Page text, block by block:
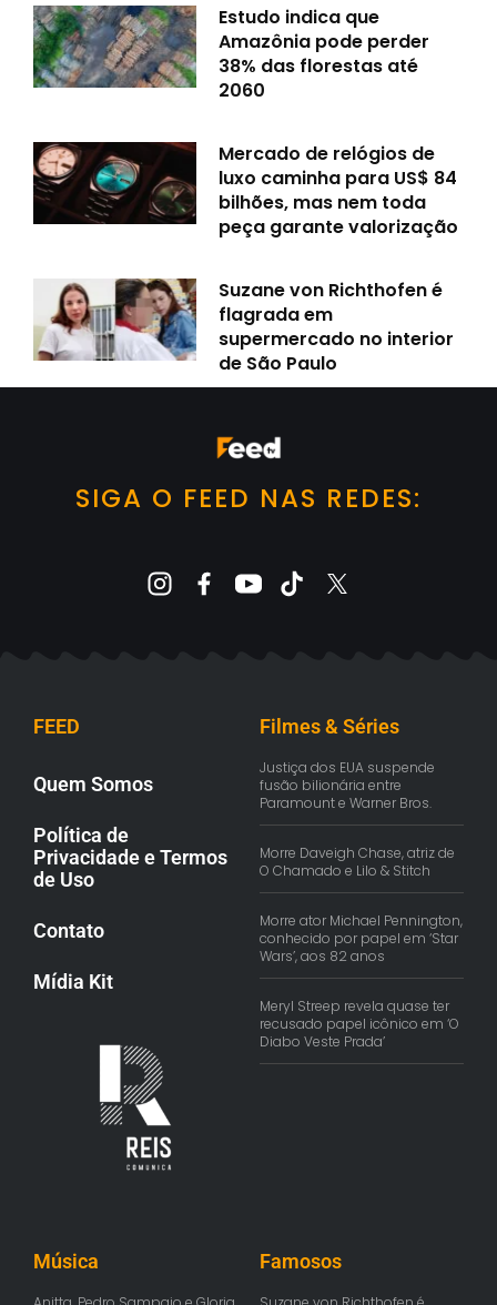
Estudo indica que
Amazônia pode perder
38% das florestas até
2060
Mercado de relógios de
luxo caminha para US$ 84
bilhões, mas nem toda
peça garante valorização
Suzane von Richthofen é
flagrada em
supermercado no interior
de São Paulo
SIGA O FEED NAS REDES:
FEED
Quem Somos
Política de
Privacidade e Termos
de Uso
Contato
Mídia Kit
Filmes & Séries
Justiça dos EUA suspende
fusão bilionária entre
Paramount e Warner Bros.
Morre Daveigh Chase, atriz de
O Chamado e Lilo & Stitch
Morre ator Michael Pennington,
conhecido por papel em ‘Star
Wars’, aos 82 anos
Meryl Streep revela quase ter
recusado papel icônico em ‘O
Diabo Veste Prada’
Música Famosos